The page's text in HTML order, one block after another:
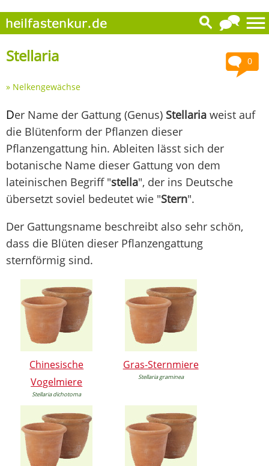
0
Stellaria
» Nelkengewächse
Der Name der Gattung (Genus) Stellaria weist auf
die Blütenform der Pflanzen dieser
Pflanzengattung hin. Ableiten lässt sich der
botanische Name dieser Gattung von dem
lateinischen Begriff "stella", der ins Deutsche
übersetzt soviel bedeutet wie "Stern".
Der Gattungsname beschreibt also sehr schön,
dass die Blüten dieser Pflanzengattung
sternförmig sind.
Chinesische
Vogelmiere
Stellaria dichotoma
Gras-Sternmiere
Stellaria graminea